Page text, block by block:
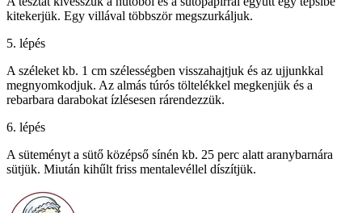
kitekerjük. Egy villával többször megszurkáljuk.
5. lépés
A széleket kb. 1 cm szélességben visszahajtjuk és az ujjunkkal
megnyomkodjuk. Az almás túrós töltelékkel megkenjük és a
rebarbara darabokat ízlésesen rárendezzük.
6. lépés
A süteményt a sütő középső sínén kb. 25 perc alatt aranybarnára
sütjük. Miután kihűlt friss mentalevéllel díszítjük.